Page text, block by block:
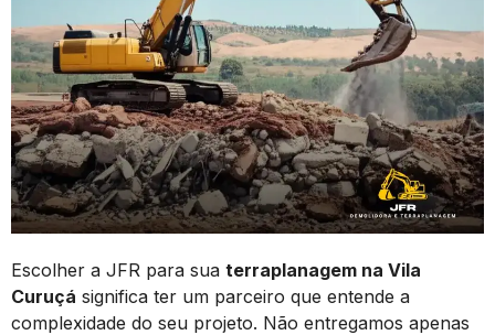
Escolher a JFR para sua terraplanagem na Vila
Curuçá significa ter um parceiro que entende a
complexidade do seu projeto. Não entregamos apenas